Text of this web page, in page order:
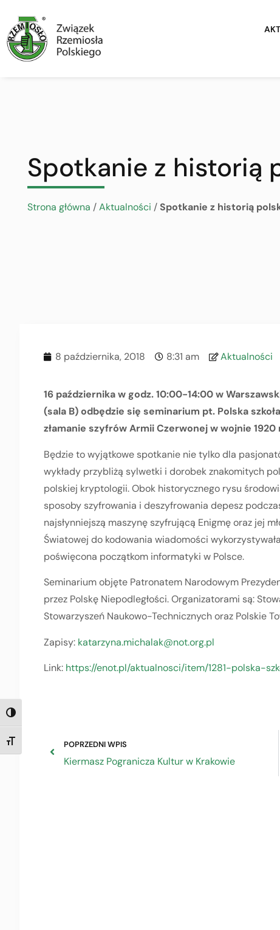
TOGGLE HIGH CONTRAST
TOGGLE FONT SIZE
Spotkanie z historią
Strona główna /Aktualności /Spotkanie z historią
8 października, 2018 8:31 am Aktualności
16 października w godz. 10:00-14:00 w
(sala B) odbędzie się seminarium pt. Polska
złamanie szyfrów Armii Czerwonej wwojnie 1920
Będzie to wyjątkowe spotkanie nie tylko dla
wykłady przybliżą sylwetki i dorobek znakomitych
polskiej kryptologii. Obok historycznego rysu
sposoby szyfrowania i deszyfrowania depesz
najsłynniejszą maszynę szyfrującą Enigmę oraz jej
Światowej do kodowania wiadomości
poświęcona początkom informatyki w Polsce.
Seminarium objęte Patronatem Narodowym
przez Polskę Niepodległości. Organizatorami są:
Stowarzyszeń Naukowo-Technicznych oraz Polskie
Zapisy: katarzyna.michalak@not.org.pl
Link: https://enot.pl/aktualnosci/item/1281-polska-
POPRZEDNI WPIS
Kiermasz Pogranicza Kultur w Krakowie